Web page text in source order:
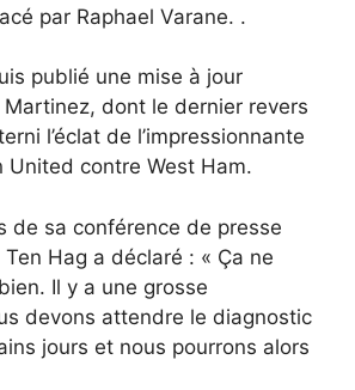
par Raphael Varane. .
publié une mise à jour
dont le dernier revers
l’éclat de l’impressionnante
United contre West Ham.
de sa conférence de presse
Ten Hag a déclaré : « Ça ne
Il y a une grosse
devons attendre le diagnostic
jours et nous pourrons alors